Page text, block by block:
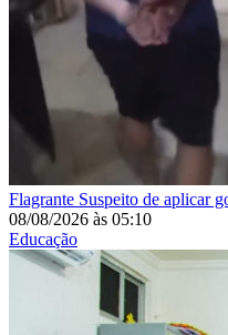
Flagrante Suspeito de aplicar
08/08/2026 às 05:10
Educação